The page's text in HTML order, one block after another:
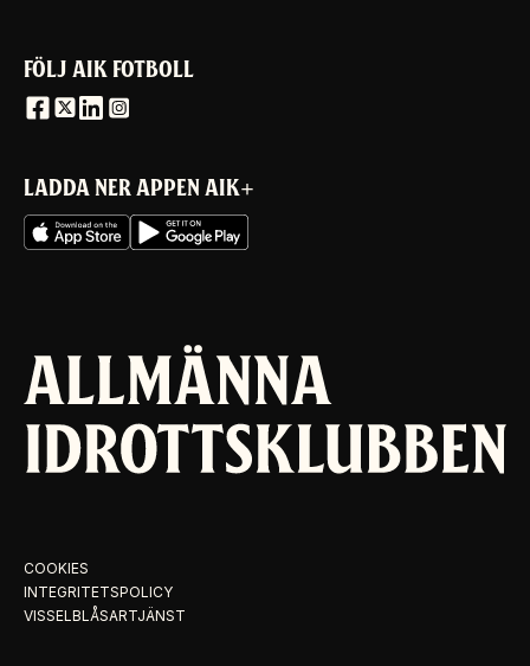
FÖLJ AIK FOTBOLL
LADDA NER APPEN AIK+
COOKIES
INTEGRITETSPOLICY
VISSELBLÅSARTJÄNST